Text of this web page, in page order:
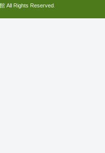
All Rights Reserved.